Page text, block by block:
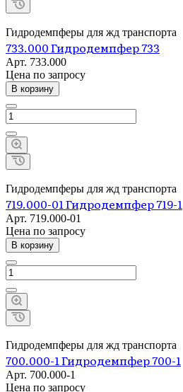
Гидродемпферы для жд транспорта
733.000 Гидродемпфер 733
Арт. 733.000
Цена по запросу
В корзину
Гидродемпферы для жд транспорта
719.000-01 Гидродемпфер 719-1
Арт. 719.000-01
Цена по запросу
В корзину
Гидродемпферы для жд транспорта
700.000-1 Гидродемпфер 700-1
Арт. 700.000-1
Цена по запросу